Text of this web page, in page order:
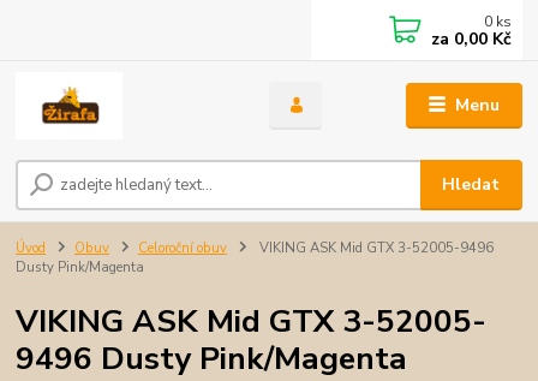
Menu
Hledat
0 ks
za 0,00 Kč
Úvod Obuv Celoroční obuv
VIKING ASK Mid GTX 3-52005-9496
Dusty Pink/Magenta
VIKING ASK Mid GTX 3-52005-
9496 Dusty Pink/Magenta